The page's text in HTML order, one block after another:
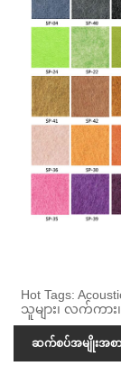
Hot Tags:
သူများ၊ လက်က
ဆက်စပ်အမျိုးအစာ